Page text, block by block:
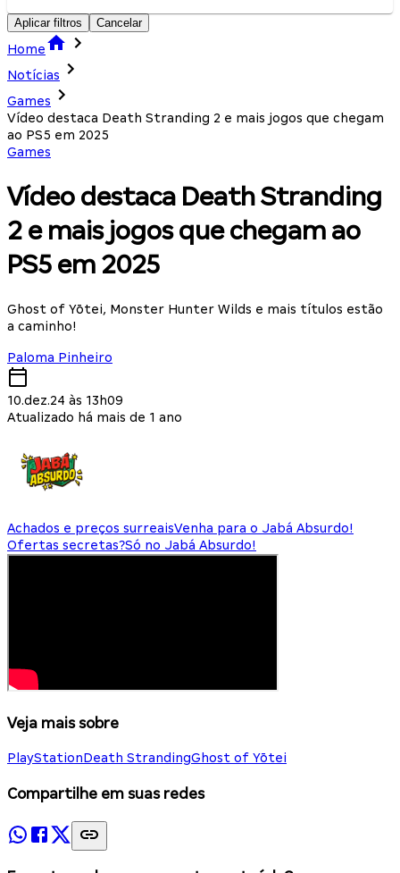
Aplicar filtros Cancelar
Home
Notícias
Games
Vídeo destaca Death Stranding 2 e mais jogos que chegam
ao PS5 em 2025
Games
Vídeo destaca Death Stranding
2 e mais jogos que chegam ao
PS5 em 2025
Ghost of Yōtei, Monster Hunter Wilds e mais títulos estão
a caminho!
Paloma Pinheiro
10.dez.24 às 13h09
Atualizado há mais de 1 ano
Achados e preços surreaisVenha para o Jabá Absurdo!
Ofertas secretas?Só no Jabá Absurdo!
Veja mais sobre
PlayStationDeath StrandingGhost of Yōtei
Compartilhe em suas redes